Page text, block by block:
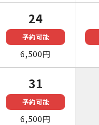
24
予約可能
6,500円
31
予約可能
6,500円